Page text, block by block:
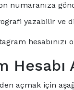
numaranıza
yazabilir ve
Hesabı
açmak için